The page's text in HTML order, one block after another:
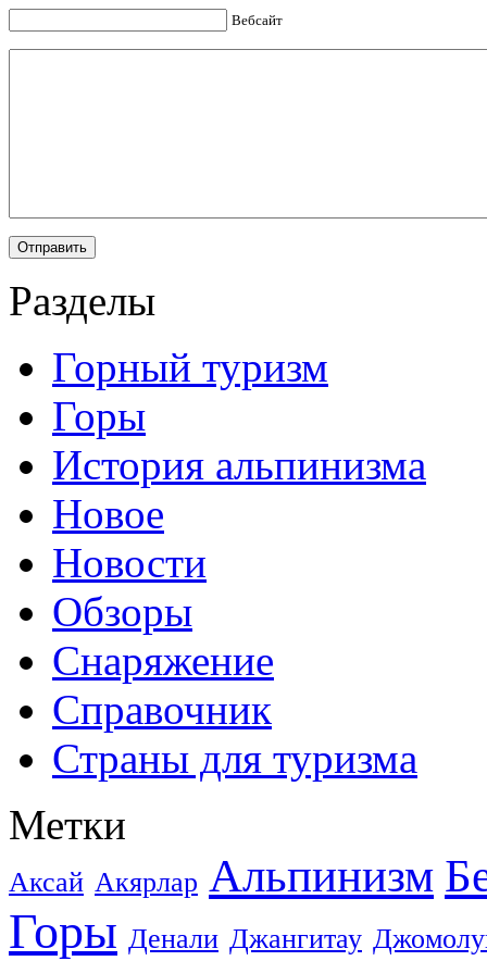
Вебсайт
Разделы
Горный туризм
Горы
История альпинизма
Новое
Новости
Обзоры
Снаряжение
Справочник
Страны для туризма
Метки
Аксай Акярлар Альпинизм
Горы Денали Джангитау